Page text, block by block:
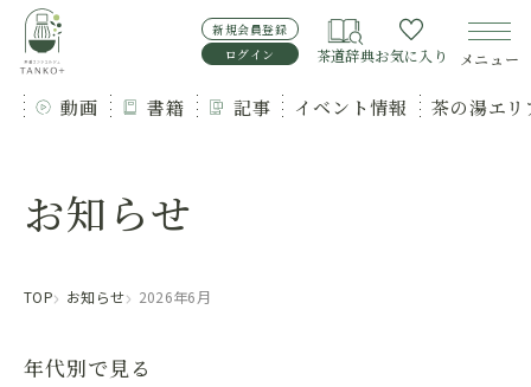
新規会員登録
ログイン
茶道辞典お気に入り メニュー
動画 書籍 記事 イベント情報 茶の湯エ
お知らせ
TOP お知らせ 2026年6月
年代別で見る